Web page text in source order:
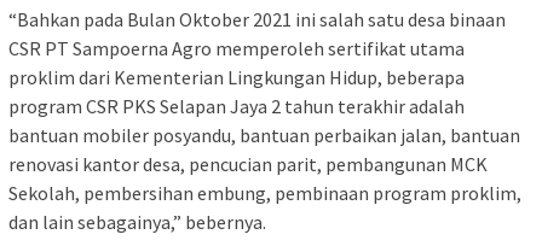
“Bahkan pada Bulan Oktober 2021 ini salah satu desa binaan
CSR PT Sampoerna Agro memperoleh sertifikat utama
proklim dari Kementerian Lingkungan Hidup, beberapa
program CSR PKS Selapan Jaya 2 tahun terakhir adalah
bantuan mobiler posyandu, bantuan perbaikan jalan, bantuan
renovasi kantor desa, pencucian parit, pembangunan MCK
Sekolah, pembersihan embung, pembinaan program proklim,
dan lain sebagainya,” bebernya.